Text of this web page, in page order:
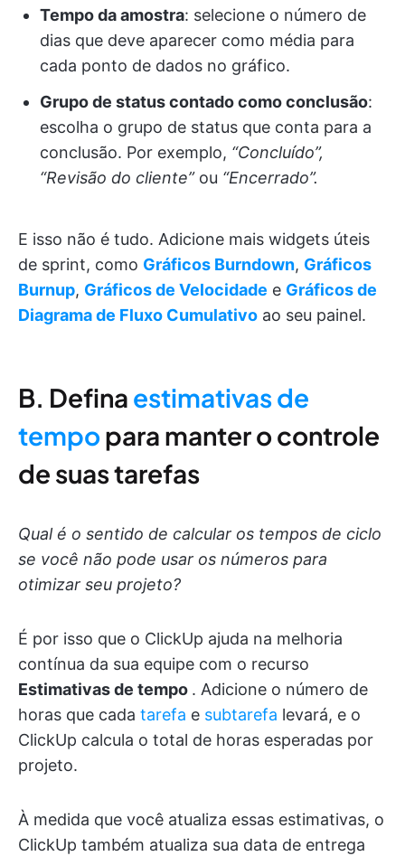
Tempo da amostra: selecione o número de
dias que deve aparecer como média para
cada ponto de dados no gráfico.
Grupo de status contado como conclusão:
escolha o grupo de status que conta para a
conclusão. Por exemplo, “Concluído”,
“Revisão do cliente”ou “Encerrado”.
E isso não é tudo. Adicione mais widgets úteis
de sprint, como Gráficos Burndown, Gráficos
Burnup, Gráficos de Velocidade e Gráficos de
Diagrama de Fluxo Cumulativo ao seu painel.
B. Defina estimativas de
tempo para manter o controle
de suas tarefas
Qual é o sentido de calcular os tempos de ciclo
se você não pode usar os números para
otimizar seu projeto?
É por isso que o ClickUp ajuda na melhoria
contínua da sua equipe com o recurso
Estimativas de tempo . Adicione o número de
horas que cada tarefa e subtarefa levará, e o
ClickUp calcula o total de horas esperadas por
projeto.
À medida que você atualiza essas estimativas, o
ClickUp também atualiza sua data de entrega